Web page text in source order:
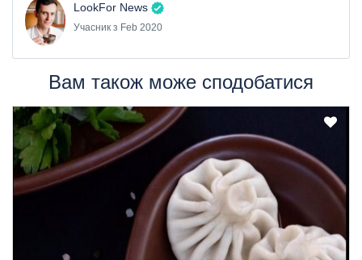
LookFor News
Учасник з Feb 2020
Вам також може сподобатися